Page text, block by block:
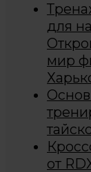
для
мир
от